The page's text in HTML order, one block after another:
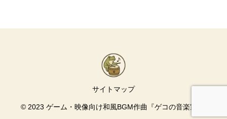
サイトマップ
© 2023 ゲーム・映像向け和風BGM作曲『ゲコの音楽室』.